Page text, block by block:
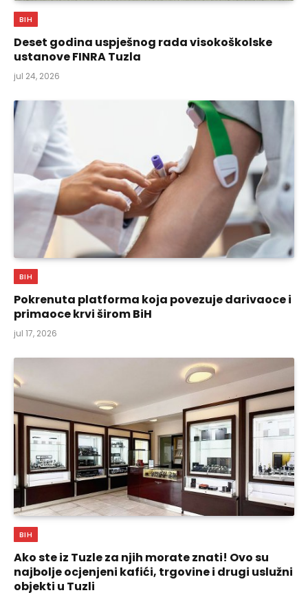
BIH
Deset godina uspješnog rada visokoškolske
ustanove FINRA Tuzla
jul 24, 2026
BIH
Pokrenuta platforma koja povezuje darivaoce i
primaoce krvi širom BiH
jul 17, 2026
BIH
Ako ste iz Tuzle za njih morate znati! Ovo su
najbolje ocjenjeni kafići, trgovine i drugi uslužni
objekti u Tuzli